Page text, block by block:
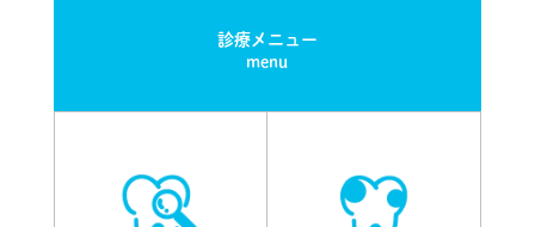
診療メニュー
menu